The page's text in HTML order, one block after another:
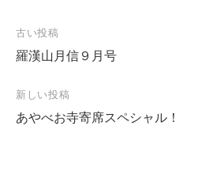
投
稿
ナ
ビ
古い投稿
羅漢山月信９月号
新しい投稿
あやべお寺寄席スペシャル！